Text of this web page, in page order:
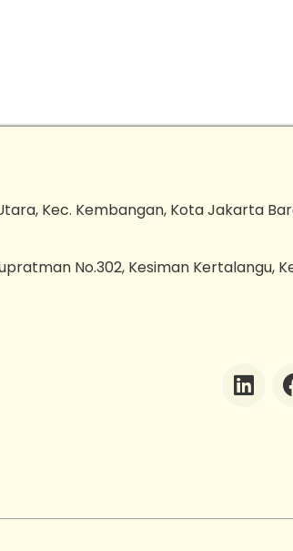
Kec. Kembangan, Kota Jakarta
No.302, Kesiman Kertalangu,